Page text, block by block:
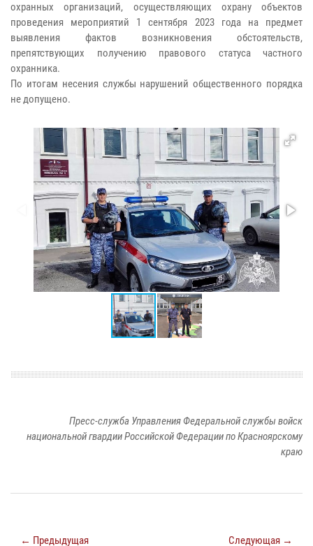
охранных организаций, осуществляющих охрану объектов
проведения мероприятий 1 сентября 2023 года на предмет
выявления фактов возникновения обстоятельств,
препятствующих получению правового статуса частного
охранника.
По итогам несения службы нарушений общественного порядка
не допущено.
Пресс-служба Управления Федеральной службы войск
национальной гвардии Российской Федерации по Красноярскому
краю
← Предыдущая Следующая →